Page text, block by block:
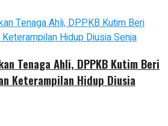
Tenaga Ahli, DPPKB Kutim Beri
Keterampilan Hidup Diusia